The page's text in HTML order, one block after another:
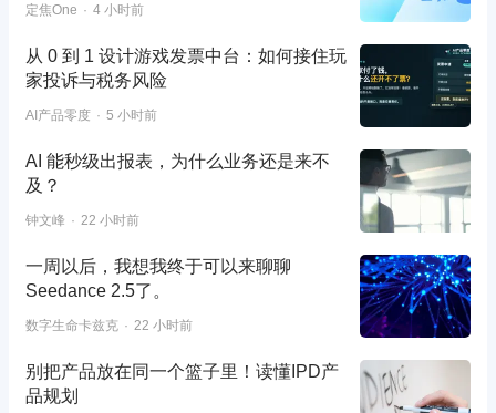
定焦One 4 小时前
从 0 到 1 设计游戏发票中台：如何接住玩
家投诉与税务风险
AI产品零度 5 小时前
AI 能秒级出报表，为什么业务还是来不
及？
钟文峰 22 小时前
一周以后，我想我终于可以来聊聊
Seedance 2.5了。
数字生命卡兹克 22 小时前
别把产品放在同一个篮子里！读懂IPD产
品规划